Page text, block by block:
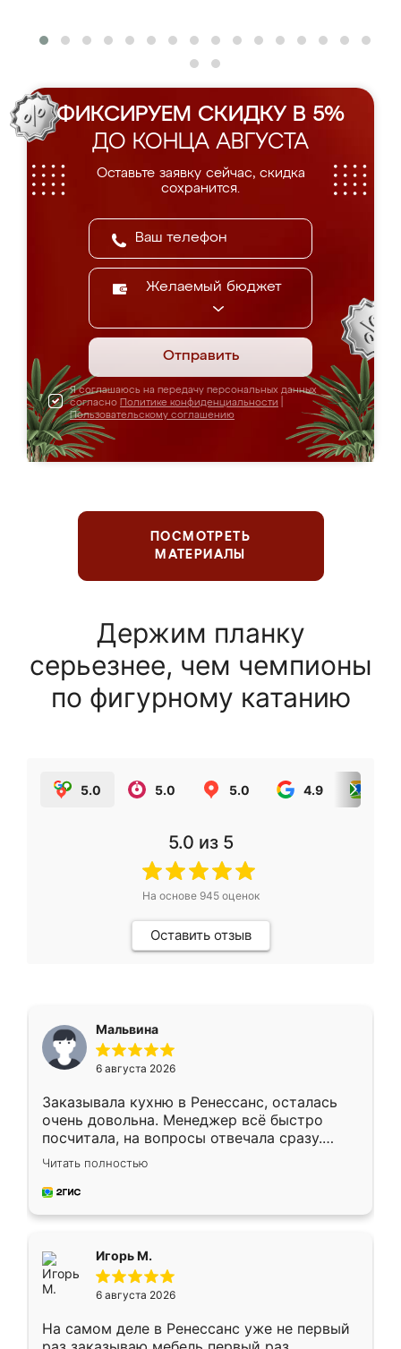
ФИКСИРУЕМ СКИДКУ В 5%
ДО КОНЦА АВГУСТА
Оставьте заявку сейчас, скидка
сохранится.
Желаемый бюджет
Отправить
Я соглашаюсь на передачу персональных данных
согласно Политике конфиденциальности
Пользовательскому соглашению
ПОСМОТРЕТЬ
МАТЕРИАЛЫ
Держим планку
серьезнее, чем чемпионы
по фигурному катанию
5.0 5.0 5.0 4.9
5.0 из 5
На основе 945оценок
Оставить отзыв
Мальвина
6 августа 2026
Заказывала кухню в Ренессанс, осталась
очень довольна. Менеджер всё быстро
посчитала, на вопросы отвечала сразу.
Замерщик приехал в субботу, подошёл к
делу со всей ответственностью. Собрали
за день, ребята работали аккуратно, даже
Читать полностью
Игорь М.
6 августа 2026
На самом деле в Ренессанс уже не первый